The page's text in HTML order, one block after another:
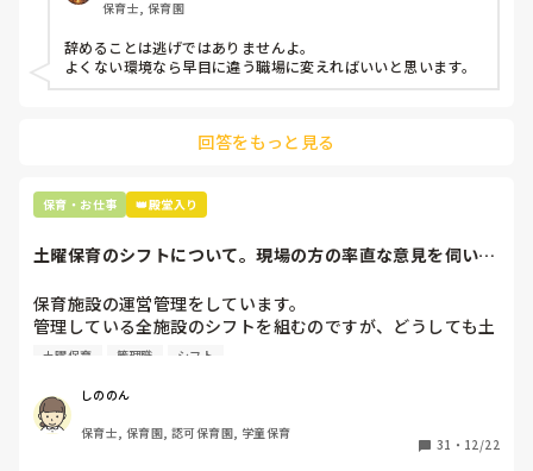
子どもの言いなりになればいいんだね
などいう意見で…
上の先生に相談することは難しそうです。
最後の職場にしようと思っていましたが
辞めることは逃げ、と、過去辞めた人も何年も言われ続けて
います
保育士, 保育園
辞めることは逃げではありませんよ。
よくない環境なら早目に違う職場に変えればいいと思います。
回答をもっと見る
保育・お仕事 👑殿堂入り
土曜保育のシフトについて。現場の方の率直な意見を伺いた
保育施設の運営管理をしています。
管理している全施設のシフトを組むのですが、どうしても土
曜保育だけは入れる方が少なく、いつも苦労しています。
て入職しているはずですが、いざ勤務が始まると一日も土曜
出勤が出来ない方ばかりです。
土曜保育 管理職 シフト
しののん
保育士, 保育園, 認可保育園, 学童保育
31 ・ 12/22